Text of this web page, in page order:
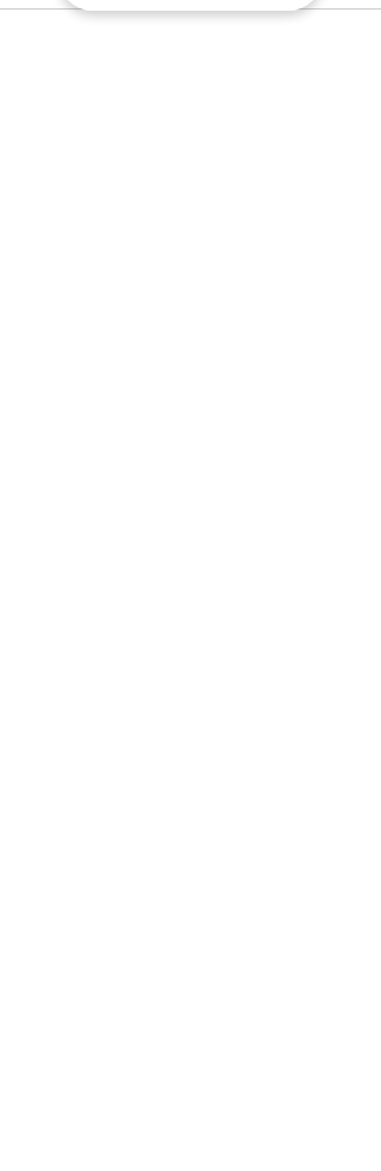
למה כואב לי בגיד?